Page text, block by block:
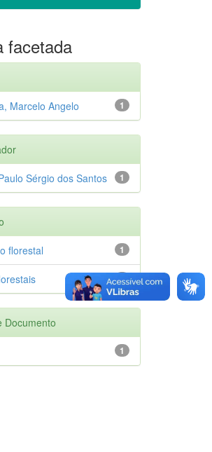
facetada
1
Marcelo Angelo
1
Sérgio dos Santos
1
florestal
1
Documento
1